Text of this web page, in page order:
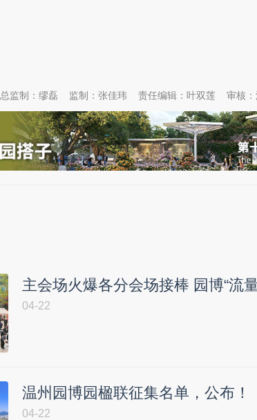
审核
责任编辑：叶双莲
监制：张佳玮
总监制：缪磊
主会场火爆各分会场接棒 园博“流量
04-22
温州园博园楹联征集名单，公布！
04-22